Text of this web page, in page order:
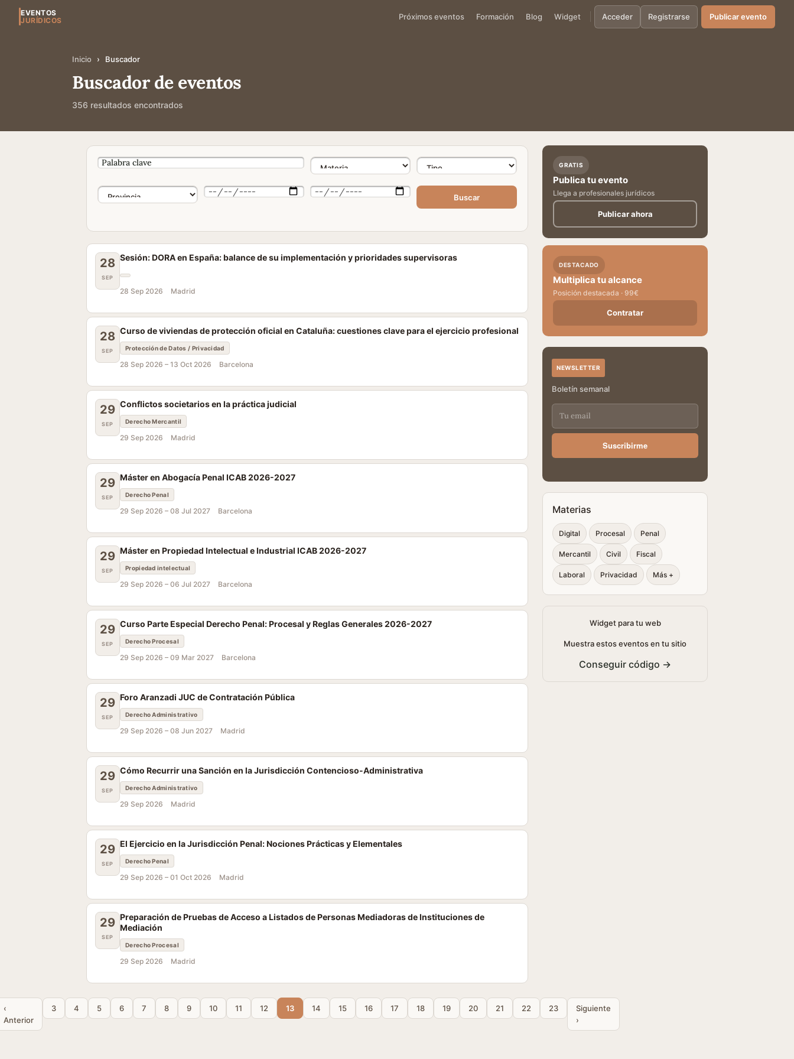
EVENTOS
JURÍDICOS
Próximos eventos Formación Blog Widget Acceder Registrarse Publicar evento
Inicio › Buscador
Buscador de eventos
356 resultados encontrados
Buscar
28
SEP
Sesión: DORA en España: balance de su implementación y prioridades supervisoras
28 Sep 2026 Madrid
28
SEP
Curso de viviendas de protección oficial en Cataluña: cuestiones clave para el ejercicio profesional
Protección de Datos / Privacidad
28 Sep 2026 – 13 Oct 2026 Barcelona
29
SEP
Conflictos societarios en la práctica judicial
Derecho Mercantil
29 Sep 2026 Madrid
29
SEP
Máster en Abogacía Penal ICAB 2026-2027
Derecho Penal
29 Sep 2026 – 08 Jul 2027 Barcelona
29
SEP
Máster en Propiedad Intelectual e Industrial ICAB 2026-2027
Propiedad intelectual
29 Sep 2026 – 06 Jul 2027 Barcelona
29
SEP
Curso Parte Especial Derecho Penal: Procesal y Reglas Generales 2026-2027
Derecho Procesal
29 Sep 2026 – 09 Mar 2027 Barcelona
29
SEP
Foro Aranzadi JUC de Contratación Pública
Derecho Administrativo
29 Sep 2026 – 08 Jun 2027 Madrid
29
SEP
Cómo Recurrir una Sanción en la Jurisdicción Contencioso-Administrativa
Derecho Administrativo
29 Sep 2026 Madrid
29
SEP
El Ejercicio en la Jurisdicción Penal: Nociones Prácticas y Elementales
Derecho Penal
29 Sep 2026 – 01 Oct 2026 Madrid
29
SEP
Preparación de Pruebas de Acceso a Listados de Personas Mediadoras de Instituciones de
Mediación
Derecho Procesal
29 Sep 2026 Madrid
‹
Anterior
3 4 5 6 7 8 9 10 11 12 13 14 15 16 17 18 19 20 21 22 23
Siguiente
›
GRATIS
Publica tu evento
Llega a profesionales jurídicos
Publicar ahora
DESTACADO
Multiplica tu alcance
Posición destacada · 99€
Contratar
NEWSLETTER
Boletín semanal
Suscribirme
Materias
Digital Procesal Penal
Mercantil Civil Fiscal
Laboral Privacidad Más +
Widget para tu web
Muestra estos eventos en tu sitio
Conseguir código →